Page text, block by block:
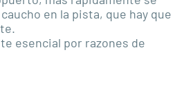
en la pista, que hay que
esencial por razones de